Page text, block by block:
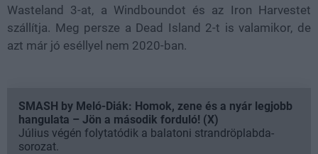
Wasteland 3-at, a Windboundot és az Iron Harvestet
szállítja. Meg persze a Dead Island 2-t is valamikor, de
azt már jó eséllyel nem 2020-ban.
SMASH by Meló-Diák: Homok, zene és a nyár legjobb
hangulata – Jön a második forduló! (X)
Július végén folytatódik a balatoni strandröplabda-
sorozat.